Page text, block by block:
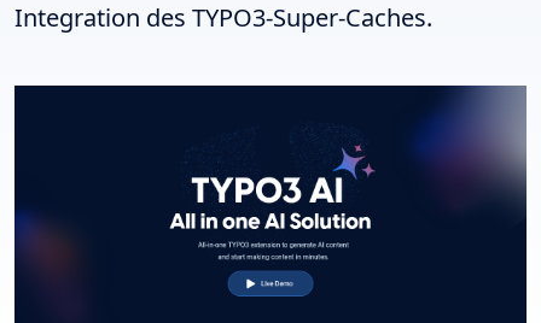
Integration des TYPO3-Super-Caches.